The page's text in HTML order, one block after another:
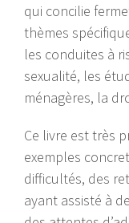
qui concilie
thèmes
les conduites à
sexualité, les
ménagères, la
Ce livre est très
exemples
difficultés, des
ayant assisté à